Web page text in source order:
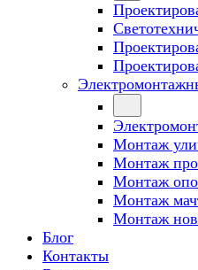
Монтаж
Монтаж
Монтаж
Монтаж
Монтаж
Блог
Контакты